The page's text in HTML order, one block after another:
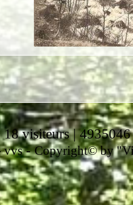
18 visiteurs | 4935046
vvs-Copyright© by